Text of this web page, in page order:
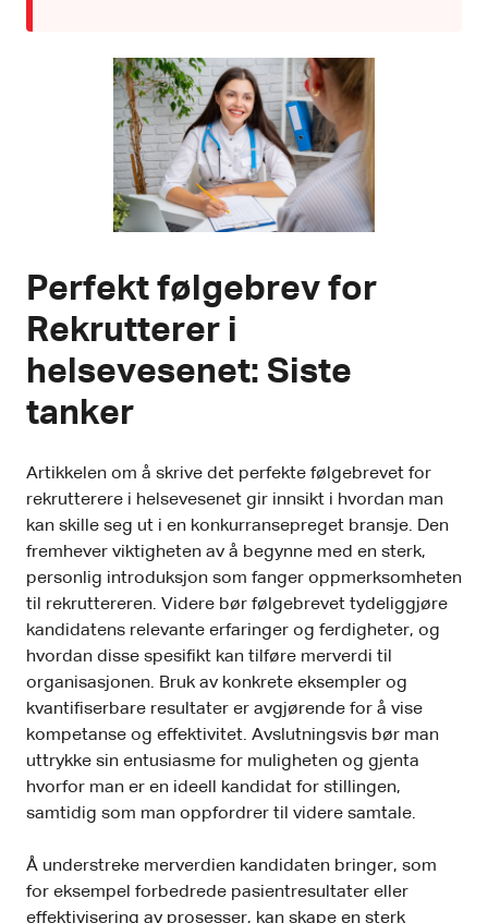
Perfekt følgebrev for
Rekrutterer i
helsevesenet: Siste
tanker
Artikkelen om å skrive det perfekte følgebrevet for
rekrutterere i helsevesenet gir innsikt i hvordan man
kan skille seg ut i en konkurransepreget bransje. Den
fremhever viktigheten av å begynne med en sterk,
personlig introduksjon som fanger oppmerksomheten
til rekruttereren. Videre bør følgebrevet tydeliggjøre
kandidatens relevante erfaringer og ferdigheter, og
hvordan disse spesifikt kan tilføre merverdi til
organisasjonen. Bruk av konkrete eksempler og
kvantifiserbare resultater er avgjørende for å vise
kompetanse og effektivitet. Avslutningsvis bør man
uttrykke sin entusiasme for muligheten og gjenta
hvorfor man er en ideell kandidat for stillingen,
samtidig som man oppfordrer til videre samtale.
Å understreke merverdien kandidaten bringer, som
for eksempel forbedrede pasientresultater eller
effektivisering av prosesser, kan skape en sterk